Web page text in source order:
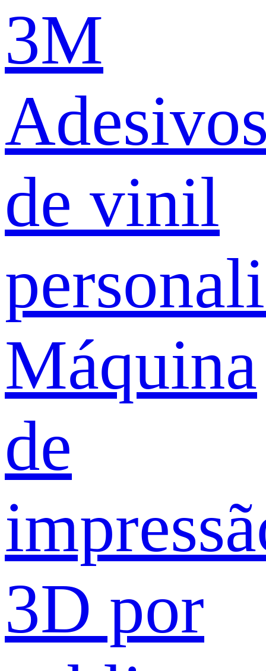
3M
de vinil
Máquina
de
3D por